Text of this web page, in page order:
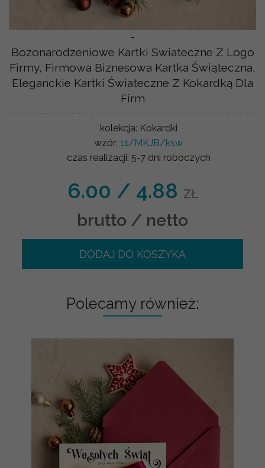
-
Bozonarodzeniowe Kartki Swiateczne Z Logo
Firmy, Firmowa Biznesowa Kartka Świąteczna,
Eleganckie Kartki Świateczne Z Kokardką Dla
Firm
kolekcja: Kokardki
wzór: 11/MKJB/ksw
czas realizacji: 5-7 dni roboczych
6.00 / 4.88 ZŁ
brutto / netto
DODAJ DO KOSZYKA
Polecamy również: